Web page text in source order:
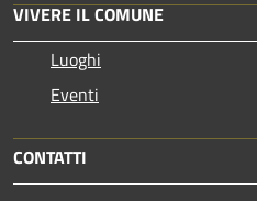
VIVERE IL COMUNE
Luoghi
Eventi
CONTATTI